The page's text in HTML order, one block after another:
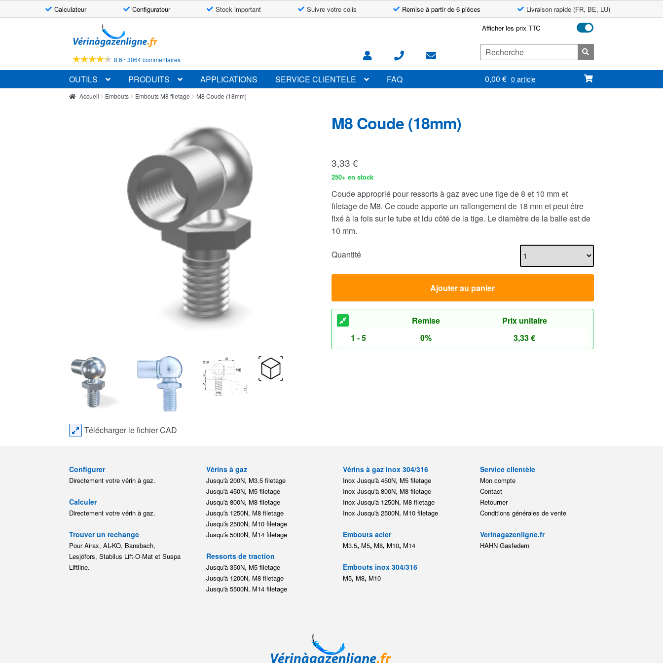
Calculateur Configurateur Stock important Suivre votre colis Remise à partir de 6 pièces Livraison rapide (FR, BE, LU)
à
la
navigation
au
contenu
8.6 -3064 commentaires
Afficher les prix TTC
Search
for:
OUTILS PRODUITS APPLICATIONS SERVICE CLIENTELE FAQ 0,00 € 0 article
Accueil Embouts Embouts M8 filetage M8 Coude (18mm)
M8 Coude (18mm)
3,33 €
250+ en stock
Coude approprié pour ressorts à gaz avec une tige de 8 et 10 mm et
filetage de M8. Ce coude apporte un rallongement de 18 mm et peut être
fixé à la fois sur le tube et ldu côté de la tige. Le diamètre de la balle est de
10 mm.
Quantité
Ajouter au panier
Remise
Prix unitaire
1 - 5
0% 3,33€
Télécharger le fichier CAD
Configurer
Directement votre vérin à gaz.
Calculer
Directement votre vérin à gaz.
Trouver un rechange
Pour Airax, AL-KO, Bansbach,
Lesjöfors, Stabilus Lift-O-Mat et Suspa
Liftline.
Vérins à gaz
Jusqu'à 200N, M3.5 filetage
Jusqu'à 450N, M5 filetage
Jusqu'à 800N, M8 filetage
Jusqu'à 1250N, M8 filetage
Jusqu'à 2500N, M10 filetage
Jusqu'à 5000N, M14 filetage
Ressorts de traction
Jusqu'à 350N, M5 filetage
Jusqu'à 1200N, M8 filetage
Jusqu'à 5500N, M14 filetage
Vérins à gaz inox 304/316
Inox Jusqu'à 450N, M5 filetage
Inox Jusqu'à 800N, M8 filetage
Inox Jusqu'à 1250N, M8 filetage
Inox Jusqu'à 2500N, M10 filetage
Embouts acier
M3.5, M5, M8, M10, M14
Embouts inox 304/316
M5, M8, M10
Service clientèle
Mon compte
Contact
Retourner
Conditions générales de vente
Verinagazenligne.fr
HAHN Gasfedern